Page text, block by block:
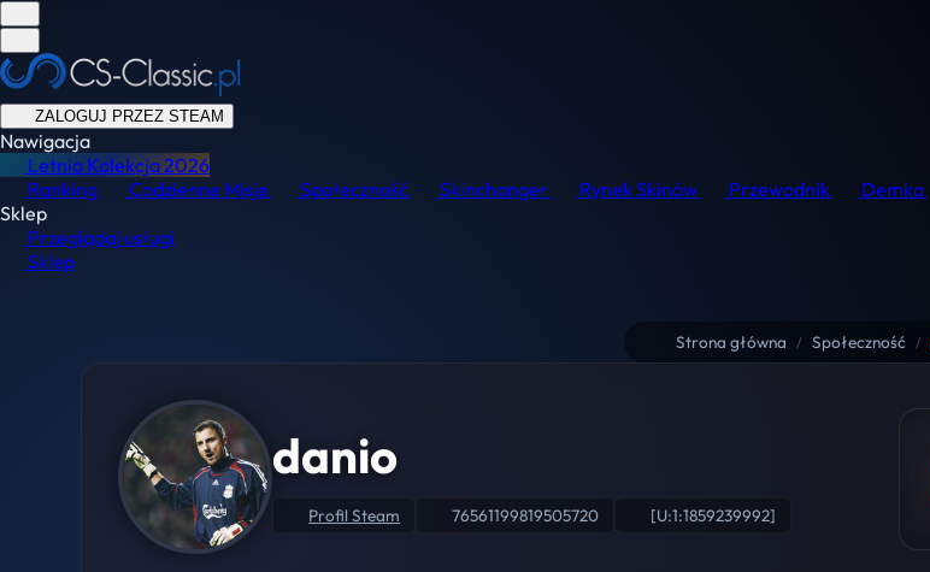
ZALOGUJ PRZEZ STEAM
Nawigacja
Letnia Kolekcja2026
Ranking
Codzienne Misje Społeczność Skinchanger Rynek Skinów Przewodnik Demka
Sklep
Przeglądaj usługi
Sklep
Strona główna / Społeczność /
danio
Profil Steam 76561199819505720 [U:1:1859239992]